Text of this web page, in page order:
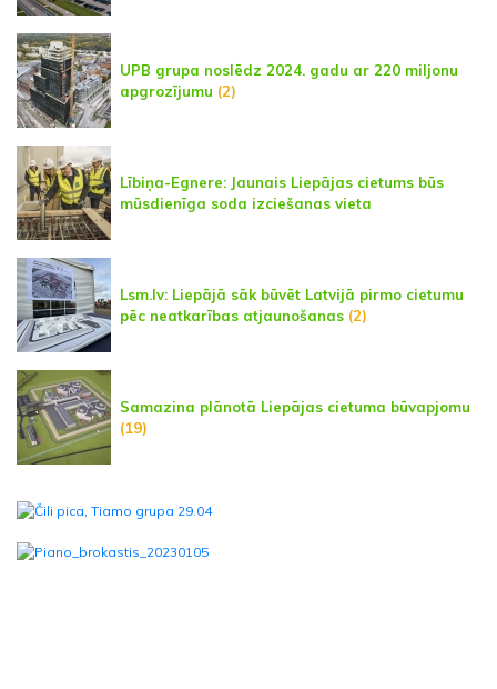
UPB grupa noslēdz 2024. gadu ar 220 miljonu
apgrozījumu (2)
Lībiņa-Egnere: Jaunais Liepājas cietums būs
mūsdienīga soda izciešanas vieta
Lsm.lv: Liepājā sāk būvēt Latvijā pirmo cietumu
pēc neatkarības atjaunošanas (2)
Samazina plānotā Liepājas cietuma būvapjomu
(19)